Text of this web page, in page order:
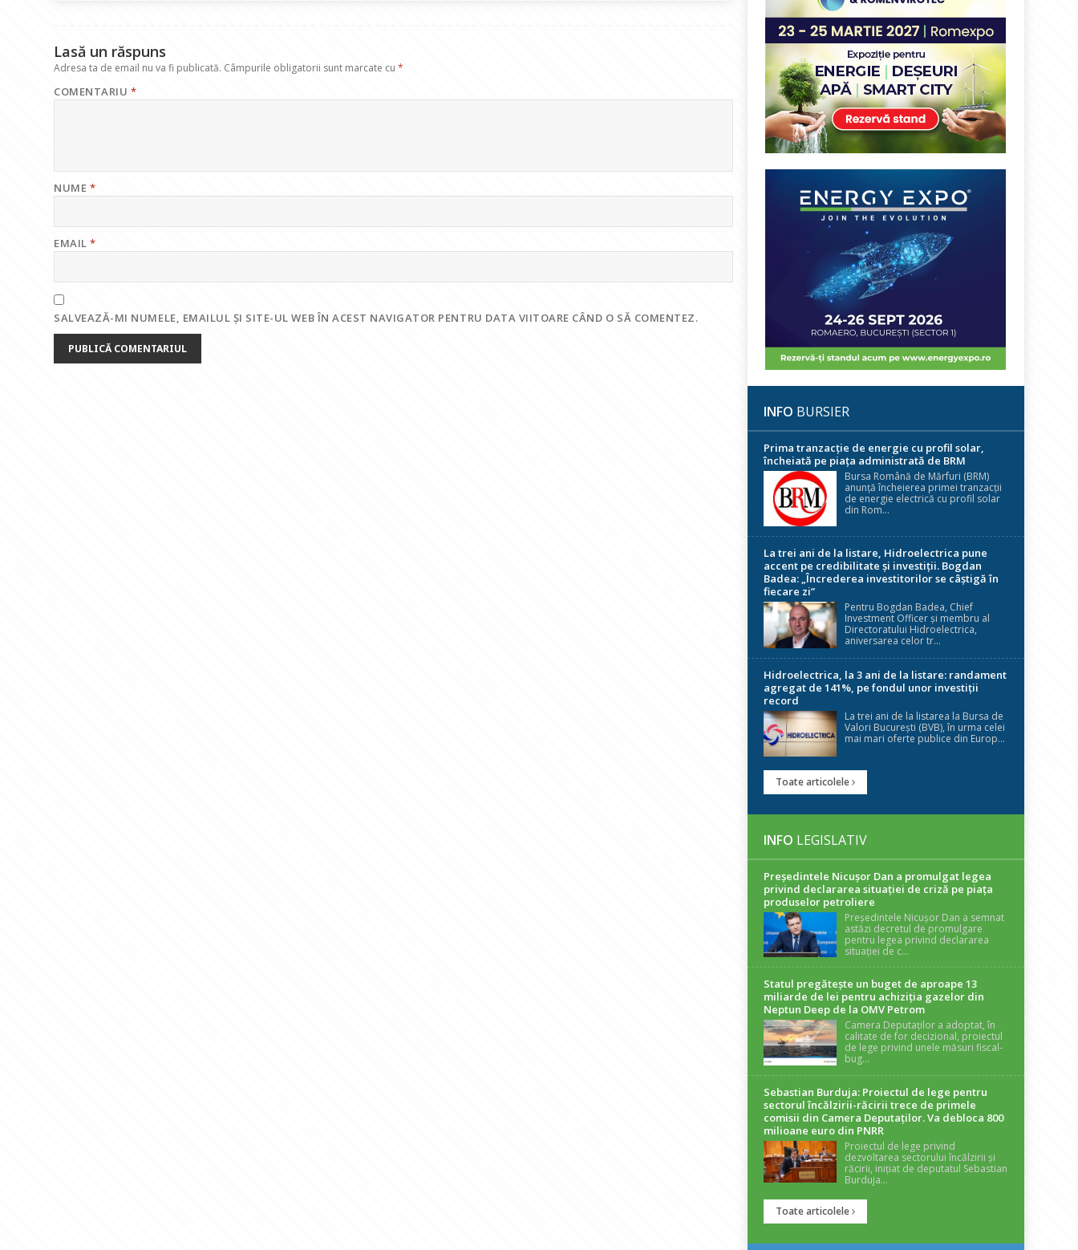
Lasă un răspuns
Adresa ta de email nu va fi publicată. Câmpurile obligatorii sunt marcate cu*
COMENTARIU *
NUME *
EMAIL*
SALVEAZĂ-MI NUMELE, EMAILUL ȘI SITE-UL WEB ÎN ACEST NAVIGATOR PENTRU DATA VIITOARE CÂND O SĂ COMENTEZ.
INFO BURSIER
Prima tranzacție de energie cu profil solar,
încheiată pe piața administrată de BRM
Bursa Română de Mărfuri (BRM)
anunță încheierea primei tranzacții
de energie electrică cu profil solar
din Rom...
La trei ani de la listare, Hidroelectrica pune
accent pe credibilitate și investiții. Bogdan
Badea: „Încrederea investitorilor se câștigă în
fiecare zi”
Pentru Bogdan Badea, Chief
Investment Officer și membru al
Directoratului Hidroelectrica,
aniversarea celor tr...
Hidroelectrica, la 3 ani de la listare: randament
agregat de 141%, pe fondul unor investiții
record
La trei ani de la listarea la Bursa de
Valori București (BVB), în urma celei
mai mari oferte publice din Europ...
Toate articolele
INFO LEGISLATIV
Președintele Nicuşor Dan a promulgat legea
privind declararea situaţiei de criză pe piaţa
produselor petroliere
Președintele Nicușor Dan a semnat
astăzi decretul de promulgare
pentru legea privind declararea
situației de c...
Statul pregătește un buget de aproape 13
miliarde de lei pentru achiziția gazelor din
Neptun Deep de la OMV Petrom
Camera Deputaților a adoptat, în
calitate de for decizional, proiectul
de lege privind unele măsuri fiscal-
bug...
Sebastian Burduja: Proiectul de lege pentru
sectorul încălzirii-răcirii trece de primele
comisii din Camera Deputaților. Va debloca 800
milioane euro din PNRR
Proiectul de lege privind
dezvoltarea sectorului încălzirii și
răcirii, inițiat de deputatul Sebastian
Burduja...
Toate articolele